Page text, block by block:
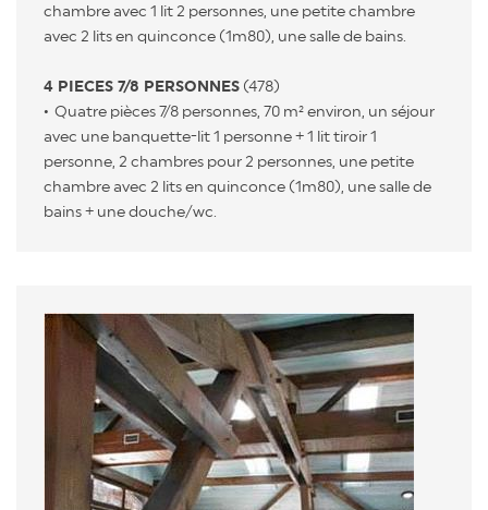
chambre avec 1 lit 2 personnes, une petite chambre
avec 2 lits en quinconce (1m80), une salle de bains.
4 PIECES 7/8 PERSONNES (478)
Quatre pièces 7/8 personnes, 70 m² environ, un séjour
avec une banquette-lit 1 personne + 1 lit tiroir 1
personne, 2 chambres pour 2 personnes, une petite
chambre avec 2 lits en quinconce (1m80), une salle de
bains + une douche/wc.